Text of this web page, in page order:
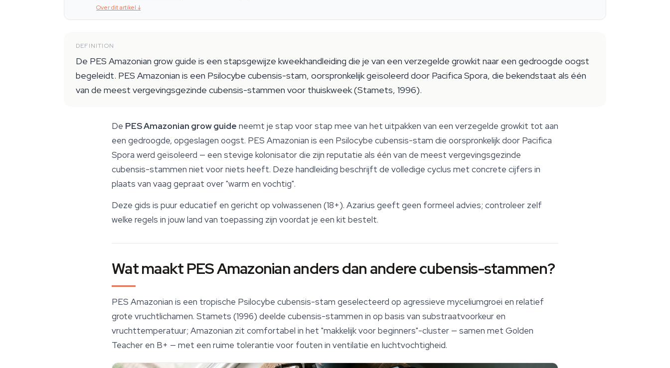
Over dit artikel ↓
DEFINITION
De PES Amazonian grow guide is een stapsgewijze kweekhandleiding die je van een verzegelde growkit naar een gedroogde oogst
begeleidt. PES Amazonian is een Psilocybe cubensis-stam, oorspronkelijk geïsoleerd door Pacifica Spora, die bekendstaat als één
van de meest vergevingsgezinde cubensis-stammen voor thuiskweek (Stamets, 1996).
De PES Amazonian grow guide neemt je stap voor stap mee van het uitpakken van een verzegelde growkit tot aan
een gedroogde, opgeslagen oogst. PES Amazonian is een Psilocybe cubensis-stam die oorspronkelijk door Pacifica
Spora werd geïsoleerd — een stevige kolonisator die zijn reputatie als één van de meest vergevingsgezinde
cubensis-stammen niet voor niets heeft. Deze handleiding beschrijft de volledige cyclus met concrete cijfers in
plaats van vaag gepraat over "warm en vochtig".
Deze gids is puur educatief en gericht op volwassenen (18+). Azarius geeft geen formeel advies; controleer zelf
welke regels in jouw land van toepassing zijn voordat je een kit bestelt.
Wat maakt PES Amazonian anders dan andere cubensis-stammen?
PES Amazonian is een tropische Psilocybe cubensis-stam geselecteerd op agressieve myceliumgroei en relatief
grote vruchtlichamen. Stamets (1996) deelde cubensis-stammen in op basis van substraatvoorkeur en
vruchttemperatuur; Amazonian zit comfortabel in het "makkelijk voor beginners"-cluster — samen met Golden
Teacher en B+ — met een ruime tolerantie voor fouten in ventilatie en luchtvochtigheid.